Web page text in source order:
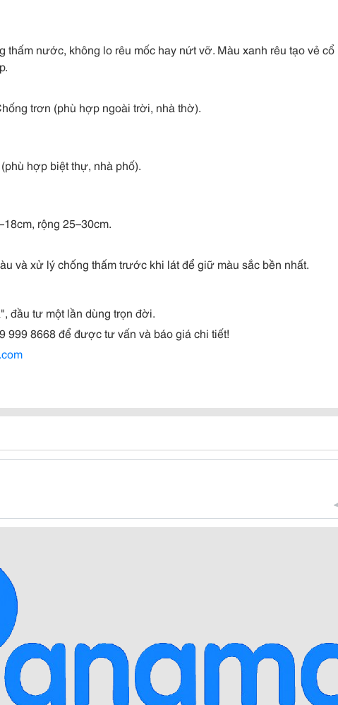
thấm nước, không lo rêu mốc hay nứt vỡ. Màu xanh rêu tạo vẻ cổ
trơn (phù hợp ngoài trời, nhà thờ).
hợp biệt thự, nhà phố).
rộng 25–30cm.
và xử lý chống thấm trước khi lát để giữ màu sắc bền nhất.
đầu tư một lần dùng trọn đời.
999 8668 để được tư vấn và báo giá chi tiết!